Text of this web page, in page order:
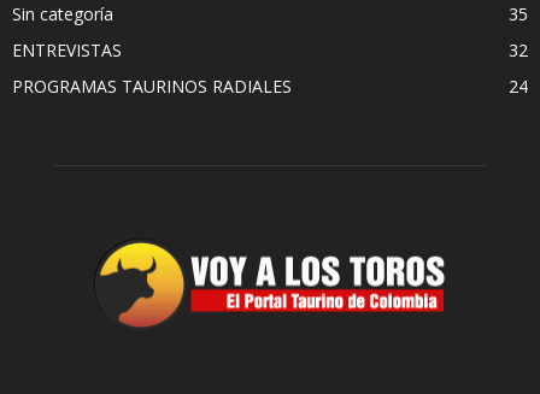
Sin categoría
35
ENTREVISTAS
32
PROGRAMAS TAURINOS RADIALES
24